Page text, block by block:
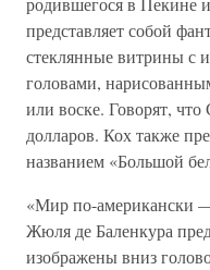
представляет собой
стеклянные витрины с
головами,
или воске. Говорят, что
долларов. Кох также
названием «Большой
«Мир по-американски
Жюля де Баленкура
изображены вниз